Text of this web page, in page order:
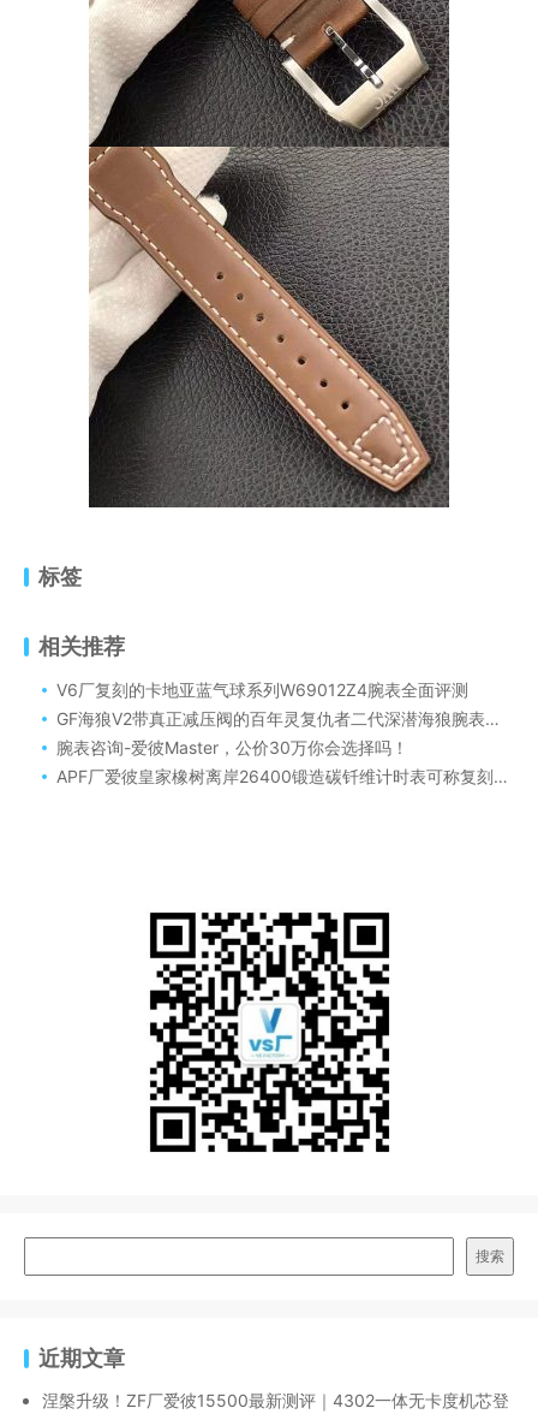
标签
相关推荐
V6厂复刻的卡地亚蓝气球系列W69012Z4腕表全面评测
GF海狼V2带真正减压阀的百年灵复仇者二代深潜海狼腕表质量怎么样呢！
腕表咨询-爱彼Master，公价30万你会选择吗！
APF厂爱彼皇家橡树离岸26400锻造碳钎维计时表可称复刻表封顶之作
搜索
近期文章
涅槃升级！ZF厂爱彼15500最新测评｜4302一体无卡度机芯登